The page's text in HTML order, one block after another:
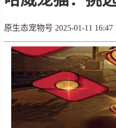
原生态宠物号 2025-01-11 16:47